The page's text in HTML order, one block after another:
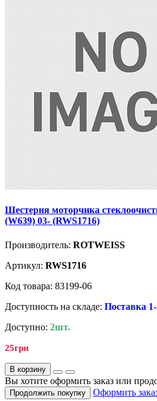
Шестерня моторчика
(W639) 03- (RWS1716)
Производитель: ROTWEISS
Артикул: RWS1716
Код товара: 83199-06
Доступность на складе: Поставка
Доступно: 2шт.
25грн
В корзину
Вы хотите оформить заказ или
Продолжить покупку
Оформить